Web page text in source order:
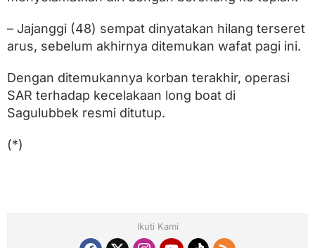
– Jajanggi (48) sempat dinyatakan hilang terseret
arus, sebelum akhirnya ditemukan wafat pagi ini.
Dengan ditemukannya korban terakhir, operasi
SAR terhadap kecelakaan long boat di
Sagulubbek resmi ditutup.
(*)
Ikuti Kami